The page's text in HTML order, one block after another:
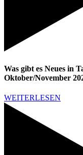
Was gibt es Neues in
Oktober/November
WEITERLESEN